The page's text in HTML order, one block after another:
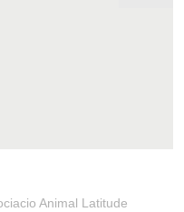
Animal Latitude